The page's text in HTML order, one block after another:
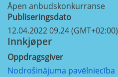
Åpen anbudskonkurranse
Publiseringsdato
12.04.2022 09.24 (GMT+02:00)
Innkjøper
Oppdragsgiver
Nodrošinājuma pavēlniecība